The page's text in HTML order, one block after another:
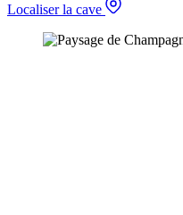
Localiser la cave